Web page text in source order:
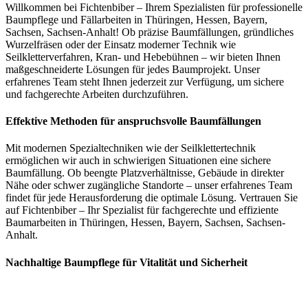
Willkommen bei Fichtenbiber – Ihrem Spezialisten für professionelle
Baumpflege und Fällarbeiten in Thüringen, Hessen, Bayern,
Sachsen, Sachsen-Anhalt! Ob präzise Baumfällungen, gründliches
Wurzelfräsen oder der Einsatz moderner Technik wie
Seilkletterverfahren, Kran- und Hebebühnen – wir bieten Ihnen
maßgeschneiderte Lösungen für jedes Baumprojekt. Unser
erfahrenes Team steht Ihnen jederzeit zur Verfügung, um sichere
und fachgerechte Arbeiten durchzuführen.
Effektive Methoden für anspruchsvolle Baumfällungen
Mit modernen Spezialtechniken wie der Seilklettertechnik
ermöglichen wir auch in schwierigen Situationen eine sichere
Baumfällung. Ob beengte Platzverhältnisse, Gebäude in direkter
Nähe oder schwer zugängliche Standorte – unser erfahrenes Team
findet für jede Herausforderung die optimale Lösung. Vertrauen Sie
auf Fichtenbiber – Ihr Spezialist für fachgerechte und effiziente
Baumarbeiten in Thüringen, Hessen, Bayern, Sachsen, Sachsen-
Anhalt.
Nachhaltige Baumpflege für Vitalität und Sicherheit